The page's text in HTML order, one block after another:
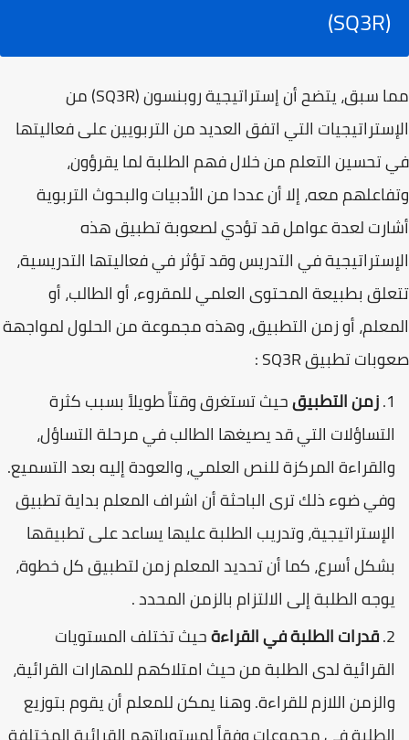
(SQ3R)
مما سبق، يتضح أن إستراتيجية روبنسون (SQ3R) من
الإستراتيجيات التي اتفق العديد من التربويين على فعاليتها
في تحسين التعلم من خلال فهم الطلبة لما يقرؤون،
وتفاعلهم معه، إلا أن عددا من الأدبيات والبحوث التربوية
أشارت لعدة عوامل قد تؤدي لصعوبة تطبيق هذه
الإستراتيجية في التدريس وقد تؤثر في فعاليتها التدريسية،
تتعلق بطبيعة المحتوى العلمي للمقروء، أو الطالب، أو
المعلم، أو زمن التطبيق، وهذه مجموعة من الحلول لمواجهة
صعوبات تطبيق SQ3R :
زمن التطبيقحيث تستغرق وقتاً طويلاً بسبب كثرة
التساؤلات التي قد يصيغها الطالب في مرحلة التساؤل،
والقراءة المركزة للنص العلمي، والعودة إليه بعد التسميع.
وفي ضوء ذلك ترى الباحثة أن اشراف المعلم بداية تطبيق
الإستراتيجية، وتدريب الطلبة عليها يساعد على تطبيقها
بشكل أسرع، كما أن تحديد المعلم زمن لتطبيق كل خطوة،
يوجه الطلبة إلى الالتزام بالزمن المحدد .
قدرات الطلبة في القراءةحيث تختلف المستويات
القرائية لدى الطلبة من حيث امتلاكهم للمهارات القرائية،
والزمن اللازم للقراءة. وهنا يمكن للمعلم أن يقوم بتوزيع